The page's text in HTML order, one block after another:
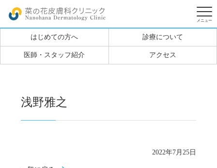
はじめての方へ 診療について
医師・スタッフ紹介 アクセス
浅野雅之
2022年7月25日